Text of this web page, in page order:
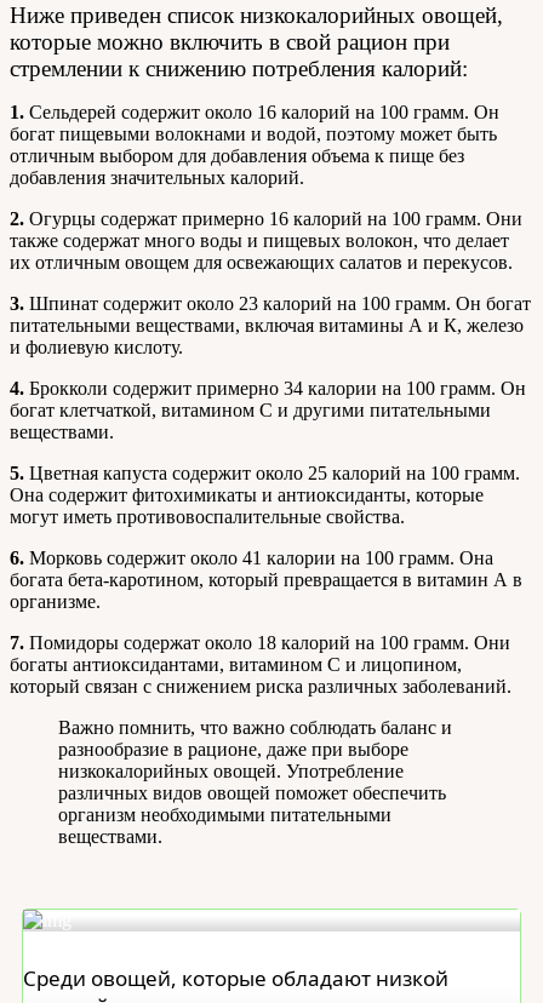
Ниже приведен список низкокалорийных овощей,
которые можно включить в свой рацион при
стремлении к снижению потребления калорий:
1. Сельдерей содержит около 16 калорий на 100 грамм. Он
богат пищевыми волокнами и водой, поэтому может быть
отличным выбором для добавления объема к пище без
добавления значительных калорий.
2. Огурцы содержат примерно 16 калорий на 100 грамм. Они
также содержат много воды и пищевых волокон, что делает
их отличным овощем для освежающих салатов и перекусов.
3. Шпинат содержит около 23 калорий на 100 грамм. Он богат
питательными веществами, включая витамины А и К, железо
и фолиевую кислоту.
4. Брокколи содержит примерно 34 калории на 100 грамм. Он
богат клетчаткой, витамином С и другими питательными
веществами.
5. Цветная капуста содержит около 25 калорий на 100 грамм.
Она содержит фитохимикаты и антиоксиданты, которые
могут иметь противовоспалительные свойства.
6. Морковь содержит около 41 калории на 100 грамм. Она
богата бета-каротином, который превращается в витамин А в
организме.
7. Помидоры содержат около 18 калорий на 100 грамм. Они
богаты антиоксидантами, витамином С и лицопином,
который связан с снижением риска различных заболеваний.
Важно помнить, что важно соблюдать баланс и
разнообразие в рационе, даже при выборе
низкокалорийных овощей. Употребление
различных видов овощей поможет обеспечить
организм необходимыми питательными
веществами.
Среди овощей, которые обладают низкой